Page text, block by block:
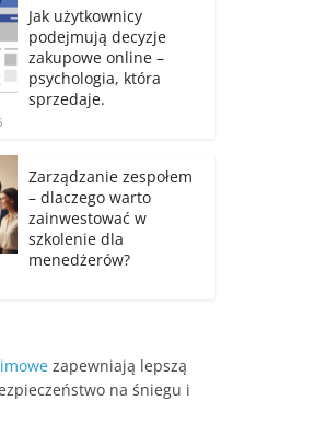
Jak użytkownicy
podejmują decyzje
zakupowe online –
psychologia, która
sprzedaje.
Zarządzanie zespołem
– dlaczego warto
zainwestować w
szkolenie dla
menedżerów?
zapewniają lepszą
na śniegu i